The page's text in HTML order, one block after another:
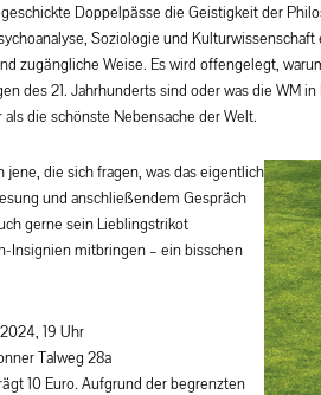
Doppelpässe die Geistigkeit der
Soziologie und
zugängliche Weise. Es wird offengelegt,
des 21. Jahrhunderts sind oder was die WM
die schönste Nebensache der Welt.
jene, die sich fragen, was das eigentlich
und anschließendem Gespräch
gerne sein Lieblingstrikot
Insignien mitbringen – ein bisschen
19 Uhr
Talweg 28a
10 Euro. Aufgrund der begrenzten